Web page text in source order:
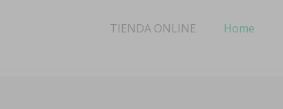
TIENDA ONLINE Home